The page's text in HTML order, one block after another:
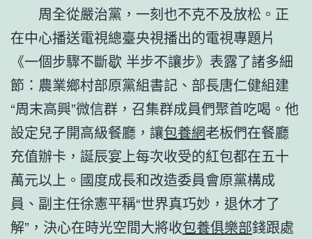
周全從嚴治黨，一刻也不克不及放松。正
在中心播送電視總臺央視播出的電視專題片
《一個步驟不斷歇 半步不讓步》表露了諸多細
節：農業鄉村部原黨組書記、部長唐仁健組建
“周末高興”微信群，召集群成員們聚首吃喝。他
設定兒子開高級餐廳，讓包養網老板們在餐廳
充值辦卡，誕辰宴上每次收受的紅包都在五十
萬元以上。國度成長和改造委員會原黨構成
員、副主任徐憲平稱“世界真巧妙，退休才了
解”，決心在時光空間大將收包養俱樂部錢跟處